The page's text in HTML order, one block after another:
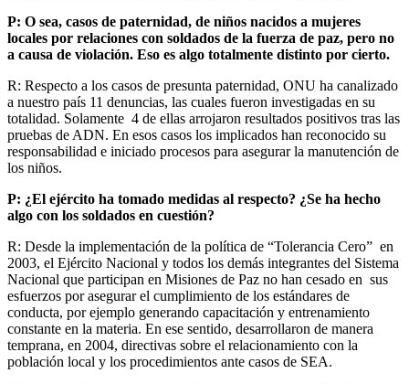
P: O sea, casos de paternidad, de niños nacidos a mujeres
locales por relaciones con soldados de la fuerza de paz, pero no
a causa de violación. Eso es algo totalmente distinto por cierto.
R: Respecto a los casos de presunta paternidad, ONU ha canalizado
a nuestro país 11 denuncias, las cuales fueron investigadas en su
totalidad. Solamente 4 de ellas arrojaron resultados positivos tras las
pruebas de ADN. En esos casos los implicados han reconocido su
responsabilidad e iniciado procesos para asegurar la manutención de
los niños.
P: ¿El ejército ha tomado medidas al respecto? ¿Se ha hecho
algo con los soldados en cuestión?
R: Desde la implementación de la política de “Tolerancia Cero” en
2003, el Ejército Nacional y todos los demás integrantes del Sistema
Nacional que participan en Misiones de Paz no han cesado en sus
esfuerzos por asegurar el cumplimiento de los estándares de
conducta, por ejemplo generando capacitación y entrenamiento
constante en la materia. En ese sentido, desarrollaron de manera
temprana, en 2004, directivas sobre el relacionamiento con la
población local y los procedimientos ante casos de SEA.